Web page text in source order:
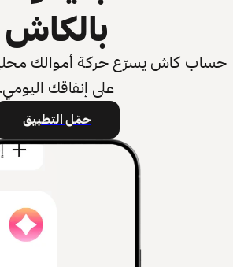
بالكاش
حساب كاش يسرّع حركة أموالك محليًا
على إنفاقك اليومي.
حمّل التطبيق